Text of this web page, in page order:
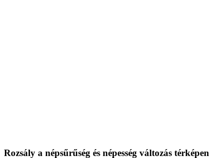
Rozsály a népsűrűség és népesség változás térképen